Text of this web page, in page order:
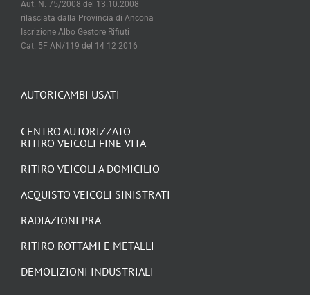
AUTORICAMBI USATI
CENTRO AUTORIZZATO
RITIRO VEICOLI FINE VITA
RITIRO VEICOLI A DOMICILIO
ACQUISTO VEICOLI SINISTRATI
RADIAZIONI PRA
RITIRO ROTTAMI E METALLI
DEMOLIZIONI INDUSTRIALI
Aut. N. 75/2008 del 13.10.2008
rilasciata dalla Provincia di Ancona
Iscrizione Albo Gestore Rifiuti
Cat. 5F AN/119 del 14 12 2016